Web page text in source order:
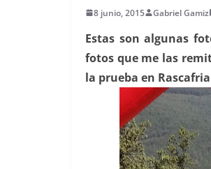
8 junio, 2015 Gabriel Gamiz
Estas son algunas
fotos que me las
la prueba en